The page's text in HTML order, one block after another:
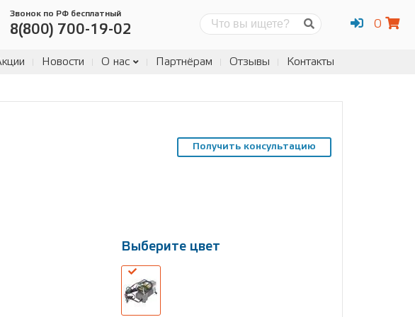
Звонок по РФ бесплатный
8(800) 700-19-02 0
Новости О нас Партнёрам Отзывы Контакты
Получить консультацию
Выберите цвет
Выберите